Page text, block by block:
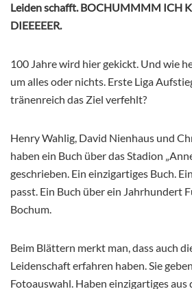
Leiden schafft. BOCHUMMMM ICH
DIEEEEER.
100 Jahre wird hier gekickt. Und wie
um alles oder nichts. Erste Liga
tränenreich das Ziel verfehlt?
Henry Wahlig, David Nienhaus und
haben ein Buch über das Stadion
geschrieben. Ein einzigartiges Buch.
passt. Ein Buch über ein Jahrhundert
Bochum.
Beim Blättern merkt man, dass auch
Leidenschaft erfahren haben. Sie
Fotoauswahl. Haben einzigartiges aus